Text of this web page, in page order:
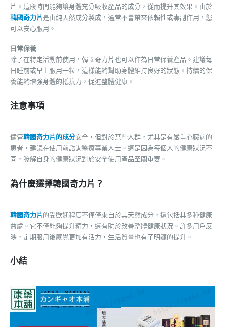
片。這段時間能夠讓身體充分吸收產品的成分，從而提升其效果。由於
韓國奇力片是由純天然成分製成，通常不會帶來依賴性或毒副作用，您
可以安心服用。
日常保養
除了在特定活動前使用，韓國奇力片也可以作為日常保養產品。建議每
日睡前或早上服用一粒，這樣能夠幫助身體維持良好的狀態。持續的保
養能夠增強身體的抵抗力，促進整體健康。
注意事項
儘管韓國奇力片的成分安全，但對於某些人群，尤其是有嚴重心臟病的
患者，建議在使用前諮詢醫療專業人士。這是因為每個人的健康狀況不
同，瞭解自身的健康狀況對於安全使用產品至關重要。
為什麼選擇韓國奇力片？
韓國奇力片的受歡迎程度不僅僅來自於其天然成分，還包括其多種健康
益處。它不僅能夠提升精力，還有助於改善整體健康狀況。許多用戶反
映，定期服用後感覺更加有活力，生活質量也有了明顯的提升。
小結